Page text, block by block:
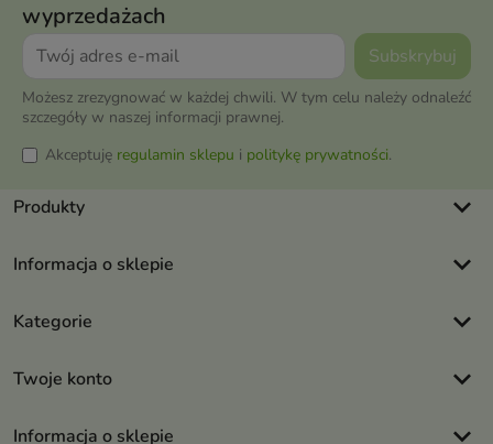
wyprzedażach
Możesz zrezygnować w każdej chwili. W tym celu należy odnaleźć
szczegóły w naszej informacji prawnej.
Akceptuję regulamin sklepu i politykę prywatności.
Produkty keyboard_arrow_down
Informacja o sklepie keyboard_arrow_down
Kategorie keyboard_arrow_down
Twoje konto keyboard_arrow_down
Informacja o sklepie keyboard_arrow_down